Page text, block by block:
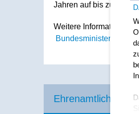
Jahren auf bis zu 15
Weitere Informationen
Bundesministerium für
Ehrenamtliche